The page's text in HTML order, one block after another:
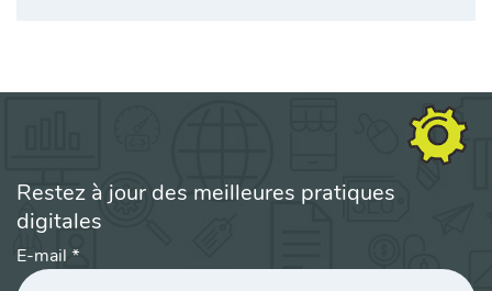
Restez à jour des meilleures pratiques
digitales
E-mail *